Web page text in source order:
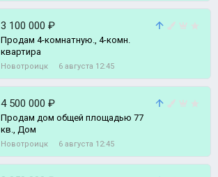
3 100 000 ₽
Продам 4-комнатную., 4-комн.
квартира
Новотроицк 6 августа 12:45
4 500 000 ₽
Продам дом общей площадью 77
кв., Дом
Новотроицк 6 августа 12:45